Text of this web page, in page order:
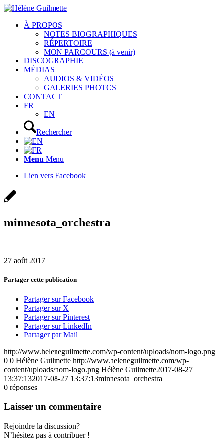
À PROPOS
NOTES BIOGRAPHIQUES
RÉPERTOIRE
MON PARCOURS (à venir)
DISCOGRAPHIE
MÉDIAS
AUDIOS & VIDÉOS
GALERIES PHOTOS
CONTACT
FR
EN
Rechercher
Menu Menu
Lien vers Facebook
minnesota_orchestra
27 août 2017
Partager cette publication
Partager sur Facebook
Partager sur X
Partager sur Pinterest
Partager sur LinkedIn
Partager par Mail
http://www.heleneguilmette.com/wp-content/uploads/nom-logo.png
0 0 Hélène Guilmette http://www.heleneguilmette.com/wp-
content/uploads/nom-logo.png Hélène Guilmette2017-08-27
13:37:132017-08-27 13:37:13minnesota_orchestra
0 réponses
Laisser un commentaire
Rejoindre la discussion?
N’hésitez pas à contribuer !